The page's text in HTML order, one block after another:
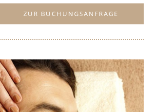
ZUR BUCHUNGSANFRAGE